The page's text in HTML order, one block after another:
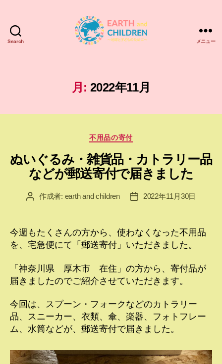
Search
＆
チ
ド
ン
and
CHILDREN
メニュー
月: 2022年11月
カ
ゴ
リ
ー
不用品の寄付
ぬいぐるみ・雑貨品・カトラリー品
などが郵送寄付で届きました
投 作成者: earth and children
投
2022年11月30日
今週もたくさんの方から、使わなくなった不用品
を、宅急便にて「郵送寄付」いただきました。
「神奈川県 厚木市 在住」の方から、寄付品が
届きましたのでご紹介させていただきます。
今回は、スプーン・フォークなどのカトラリー
品、スニーカー、衣類、傘、楽器、フォトフレー
ム、水筒などが、郵送寄付で届きました。